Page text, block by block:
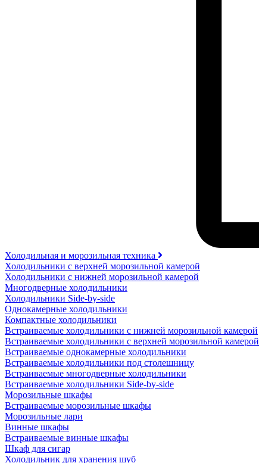
Холодильная и морозильная техника
Холодильники с верхней морозильной камерой
Холодильники с нижней морозильной камерой
Многодверные холодильники
Холодильники Side-by-side
Однокамерные холодильники
Компактные холодильники
Встраиваемые холодильники с нижней морозильной камерой
Встраиваемые холодильники с верхней морозильной камерой
Встраиваемые однокамерные холодильники
Встраиваемые холодильники под столешницу
Встраиваемые многодверные холодильники
Встраиваемые холодильники Side-by-side
Морозильные шкафы
Встраиваемые морозильные шкафы
Морозильные лари
Винные шкафы
Встраиваемые винные шкафы
Шкаф для сигар
Холодильник для хранения шуб